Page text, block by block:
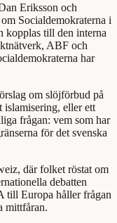
Eriksson och
Socialdemokraterna i
kopplas till den interna
ABF och
har
om slöjförbud på
eller ett
frågan: vem som har
för det svenska
där folket röstat om
debatten
till Europa håller frågan
mittfåran.